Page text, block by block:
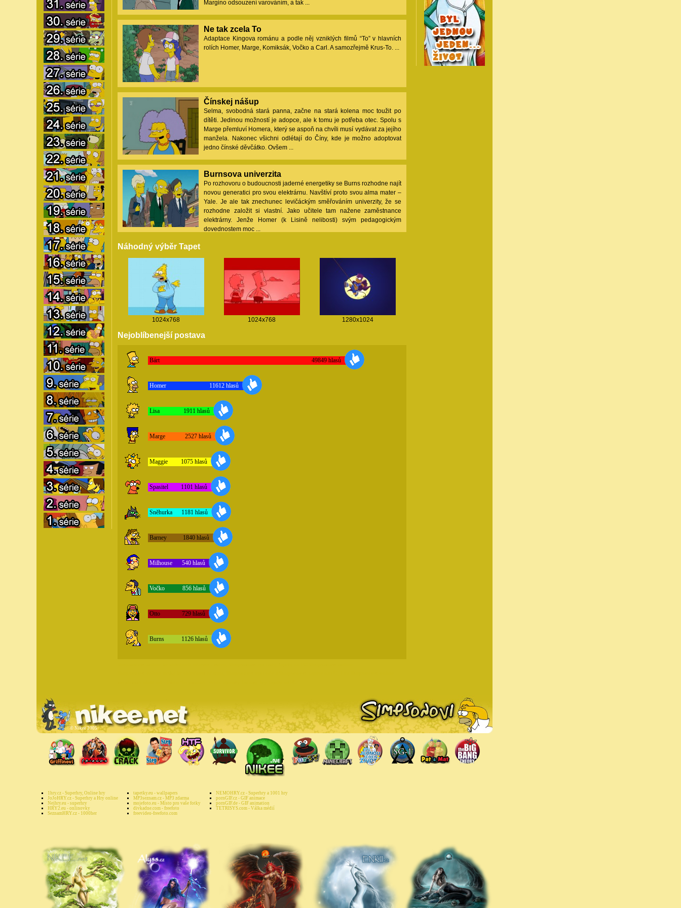
Margino odsouzení varováním, a tak ...
Ne tak zcela To
Adaptace Kingova románu a podle něj vzniklých filmů “To” v hlavních
rolích Homer, Marge, Komiksák, Vočko a Carl. A samozřejmě Krus-To. ...
Čínskej nášup
Selma, svobodná stará panna, začne na stará kolena moc toužit po
dítěti. Jedinou možností je adopce, ale k tomu je potřeba otec. Spolu s
Marge přemluví Homera, který se aspoň na chvíli musí vydávat za jejího
manžela. Nakonec všichni odlétají do Číny, kde je možno adoptovat
jedno čínské děvčátko. Ovšem ...
Burnsova univerzita
Po rozhovoru o budoucnosti jaderné energetiky se Burns rozhodne najít
novou generatici pro svou elektrárnu. Navštíví proto svou alma mater –
Yale. Je ale tak znechunec levičáckým směřováním univerzity, že se
rozhodne založit si vlastní. Jako učitele tam nažene zaměstnance
elektrárny. Jenže Homer (k Lisině nelibosti) svým pedagogickým
dovednostem moc ...
Náhodný výběr Tapet
1024x768 1024x768 1280x1024
Nejoblíbenejší postava
© Nikee 2005
1hry.cz - Superhry, Online hry
JoJoHRY.cz - Superhry a Hry online
Nejhry.eu - superhry
HRY2.eu - onlinovky
SeznamHRY.cz - 1000her
tapetky.eu - wallpapers
MP3seznam.cz - MP3 zdarma
mojefoto.eu - Místo pro vaše fotky
divkadne.com - freefoto
freevideo-freefoto.com
NEMOHRY.cz - Superhry a 1001 hry
pornGIF.cz - GIF animace
pornGIF.de - GIF animation
TETRISYS.com - Válka médií